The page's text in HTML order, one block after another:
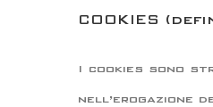
COOKIES
I cookies sono
nell’erogazione